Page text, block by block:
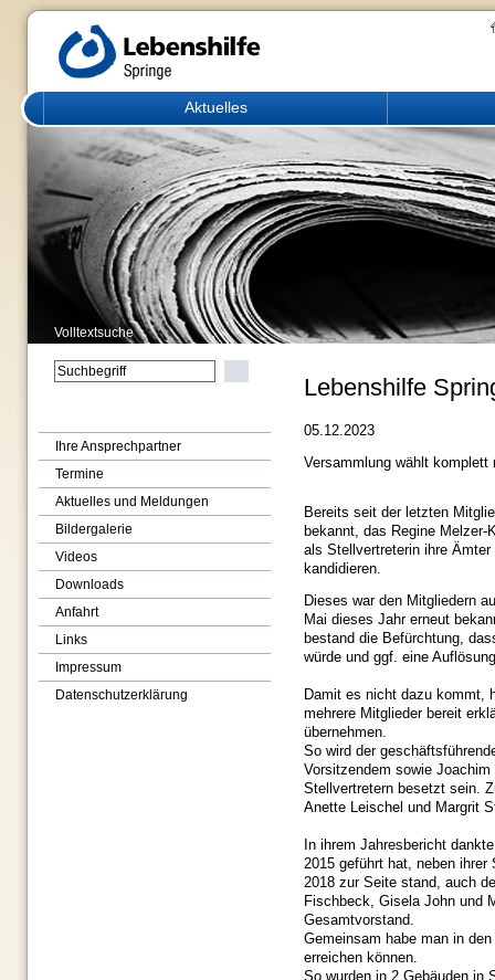
Aktuelles
Volltextsuche
Ihre Ansprechpartner
Termine
Aktuelles und Meldungen
Bildergalerie
Videos
Downloads
Anfahrt
Links
Impressum
Datenschutzerklärung
Lebenshilfe
05.12.2023
Versammlung wählt komplett
Bereits seit der letzten
bekannt, das Regine
als Stellvertreterin ihre
kandidieren.
Dieses war den Mitgliedern
Mai dieses Jahr erneut
bestand die Befürchtung,
würde und ggf. eine
Damit es nicht dazu kommt,
mehrere Mitglieder bereit
übernehmen.
So wird der
Vorsitzendem sowie
Stellvertretern besetzt sein.
Anette Leischel und Margrit
In ihrem Jahresbericht
2015 geführt hat, neben
2018 zur Seite stand, auch
Fischbeck, Gisela John und
Gesamtvorstand.
Gemeinsam habe man in
erreichen können.
So wurden in 2 Gebäuden in